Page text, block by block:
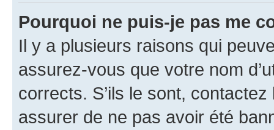
Pourquoi ne puis-je pas me
Il y a plusieurs raisons qui
assurez-vous que votre nom
corrects. S’ils le sont,
assurer de ne pas avoir été